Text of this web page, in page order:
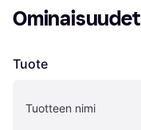
Ominaisuudet
Tuote
Tuotteen nimi